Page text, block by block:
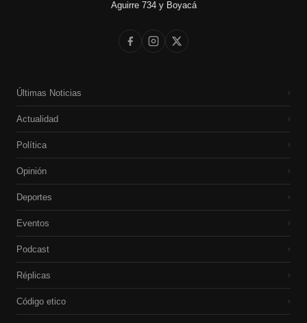
Aguirre 734 y Boyacá
Últimas Noticias ›
Actualidad ›
Política ›
Opinión ›
Deportes ›
Eventos ›
Podcast ›
Réplicas ›
Código etico ›